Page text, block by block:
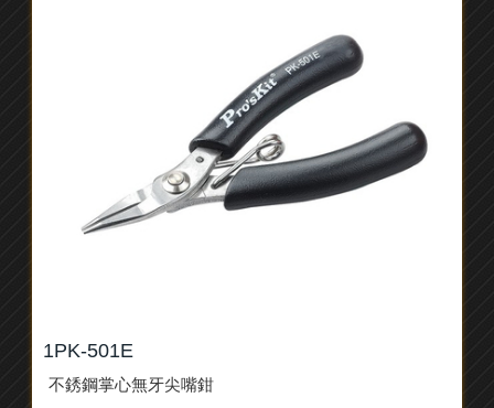
1PK-501E
不銹鋼掌心無牙尖嘴鉗